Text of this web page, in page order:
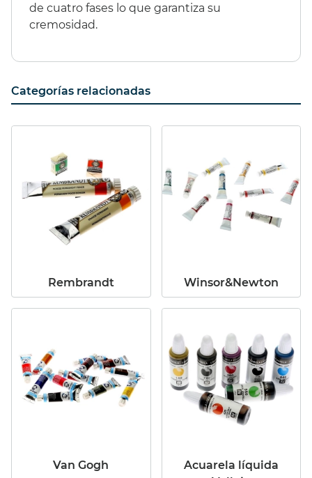
de cuatro fases lo que garantiza su
cremosidad.
Categorías relacionadas
Rembrandt Winsor&Newton
Van Gogh
Acuarela líquida